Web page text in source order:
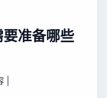
准备哪些
|